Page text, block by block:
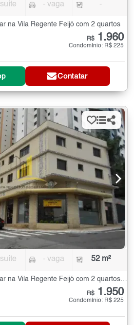
- vaga -
na Vila Regente Feijó com 2 quartos
R$ 1.960
Condomínio: R$ 225
Contatar
- vaga 52 m²
Apartamento para Alugar na Vila Regente Feijó com 2 quartos - 52 m²
R$ 1.950
Condomínio: R$ 225